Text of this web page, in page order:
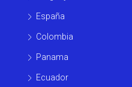
España
Colombia
Panama
Ecuador